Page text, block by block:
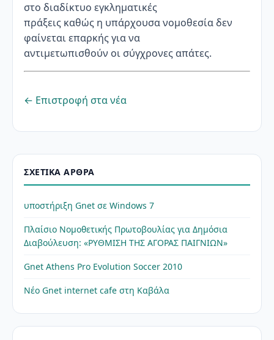
στο διαδίκτυο εγκληματικές
πράξεις καθώς η υπάρχουσα νομοθεσία δεν
φαίνεται επαρκής για να
αντιμετωπισθούν οι σύγχρονες απάτες.
← Επιστροφή στα νέα
ΣΧΕΤΙΚΆ ΆΡΘΡΑ
υποστήριξη Gnet σε Windows 7
Πλαίσιο Νομοθετικής Πρωτοβουλίας για Δημόσια
Διαβούλευση: «ΡΥΘΜΙΣΗ ΤΗΣ ΑΓΟΡΑΣ ΠΑΙΓΝΙΩΝ»
Gnet Athens Pro Evolution Soccer 2010
Νέο Gnet internet cafe στη Καβάλα